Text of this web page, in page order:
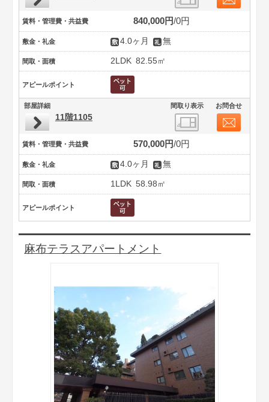
賃料・管理費・共益費 840,000円 0円
敷金・礼金 4.0ヶ月 無
間取・面積 2LDK 82.55㎡
アピールポイント
部屋詳細 間取り表示 お問合せ
11階1105
賃料・管理費・共益費 570,000円 0円
敷金・礼金 4.0ヶ月 無
間取・面積 1LDK 58.98㎡
アピールポイント
麻布テラスアパートメント